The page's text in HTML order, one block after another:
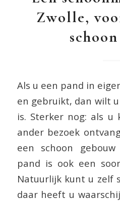
Zwolle,
Als u een pand in
en gebruikt, dan wilt
is. Sterker nog: als
ander bezoek
een schoon
pand is ook een
Natuurlijk kunt u zelf
daar heeft u